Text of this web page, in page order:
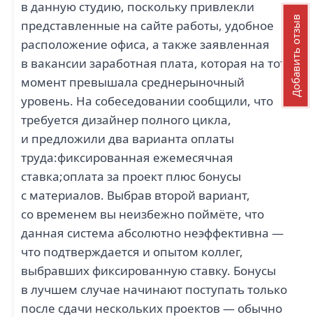
в данную студию, поскольку привлекли
представленные на сайте работы, удобное
расположение офиса, а также заявленная
в вакансии заработная плата, которая на тот
момент превышала среднерыночный
уровень. На собеседовании сообщили, что
требуется дизайнер полного цикла,
и предложили два варианта оплаты
труда:фиксированная ежемесячная
ставка;оплата за проект плюс бонусы
с материалов. Выбрав второй вариант,
со временем вы неизбежно поймёте, что
данная система абсолютно неэффективна —
что подтверждается и опытом коллег,
выбравших фиксированную ставку. Бонусы
в лучшем случае начинают поступать только
после сдачи нескольких проектов — обычно
Добавить отзыв